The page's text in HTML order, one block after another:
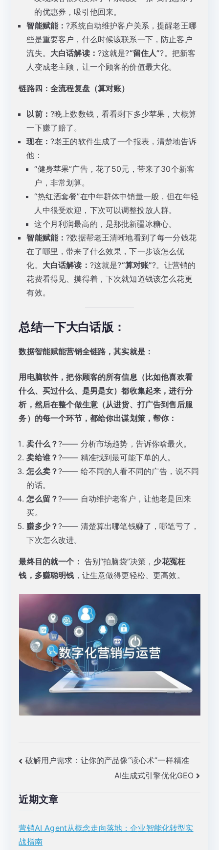
的优惠券，吸引他回来。
智能赋能：?系统自动维护客户关系，提醒老王哪
些是重要客户，什么时候该联系一下，防止客户
流失。 大白话解读： ?这就是?“留住人”?。把新客
人变成老主顾，让一个顾客的价值最大化。
链路四：全流程复盘（算对账）
以前： ?晚上数数钱，看看剩下多少苹果，大概算
一下赚了赔了。
现在： ?老王的软件生成了一个报表，清楚地告诉
他：
“健身苹果”广告，花了50元，带来了30个新客
户，非常划算。
“热红酒套餐”在中年群体中销量一般，但在年轻
人中很受欢迎，下次可以调整投放人群。
这个月利润最高的，是那批新疆冰糖心。
智能赋能：?数据帮老王清晰地看到了每一分钱花
在了哪里，带来了什么效果，下一步该怎么优
化。 大白话解读： ?这就是?“算对账”?。让营销的
花费看得见、摸得着，下次就知道钱该怎么花更
有效。
总结一下大白话版：
数据智能赋能营销全链路，其实就是：
用电脑软件，把你顾客的所有信息（比如他喜欢看
什么、买过什么、是男是女）都收集起来，进行分
析，然后在整个做生意（从进货、打广告到售后服
务）的每一个环节，都给你出谋划策，帮你：
卖什么？?—— 分析市场趋势，告诉你啥最火。
卖给谁？?—— 精准找到最可能下单的人。
怎么卖？?—— 给不同的人看不同的广告，说不同
的话。
怎么留？?—— 自动维护老客户，让他老是回来
买。
赚多少？?—— 清楚算出哪笔钱赚了，哪笔亏了，
下次怎么改进。
最终目的就一个： 告别“拍脑袋”决策， 少花冤枉
钱，多赚聪明钱 ，让生意做得更轻松、更高效。
文
导
航
破解用户需求：让你的产品像“读心术”一样精准
AI生成式引擎优化GEO
近期文章
营销AI Agent从概念走向落地：企业智能化转型实
战指南